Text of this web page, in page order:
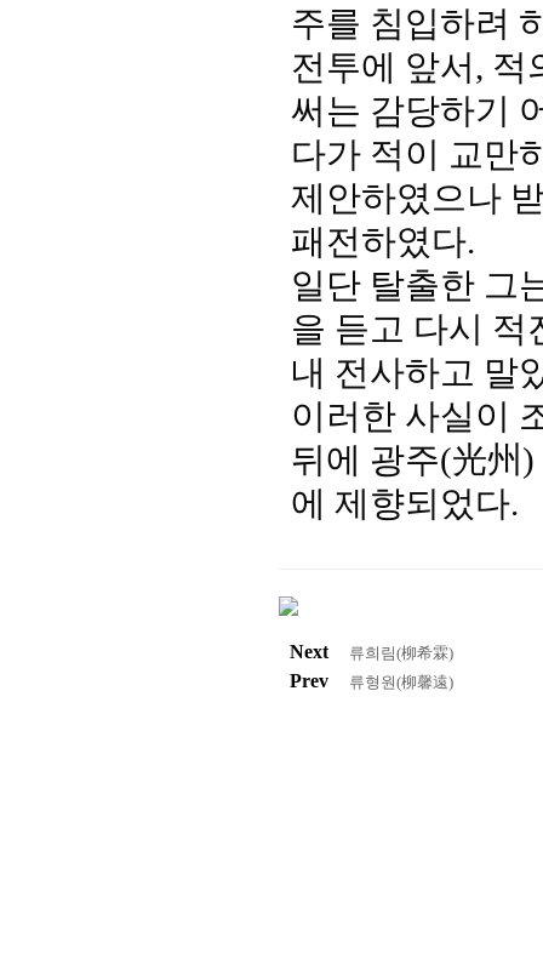
주를 침입하려
전투에 앞서, 적
써는 감당하기
다가 적이 교만
제안하였으나
패전하였다.
일단 탈출한 그
을 듣고 다시 적
내 전사하고 말
이러한 사실이
뒤에 광주(光州
에 제향되었다.
Next 류희림(柳希霖)
Prev 류형원(柳馨遠)